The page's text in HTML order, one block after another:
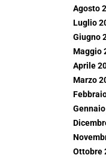
Agosto
Luglio
Giugno
Maggio
Aprile
Marzo
Ottobre